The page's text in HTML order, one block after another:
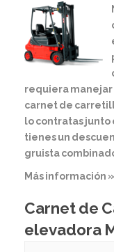
requiera
carnet de
lo contratas junto
tienes un
gruista
Más información »
Carnet de
elevadora